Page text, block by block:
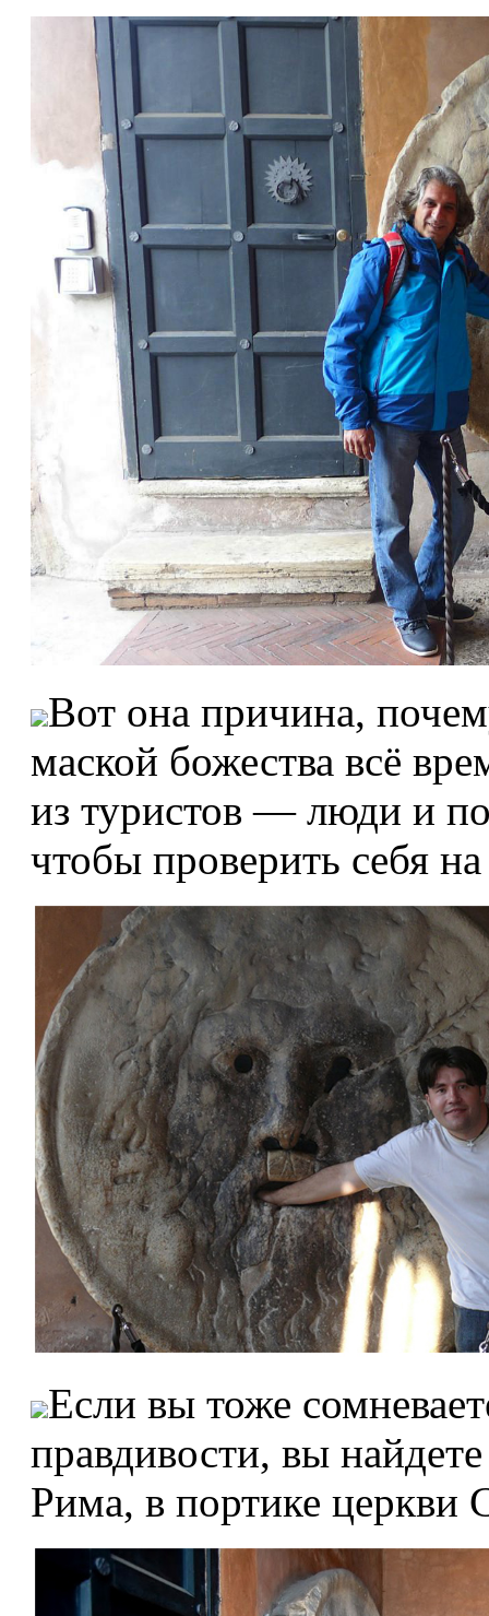
Вот она причина,
маской божества всё
из туристов — люди и
чтобы проверить себя
Если вы тоже
правдивости, вы
Рима, в портике